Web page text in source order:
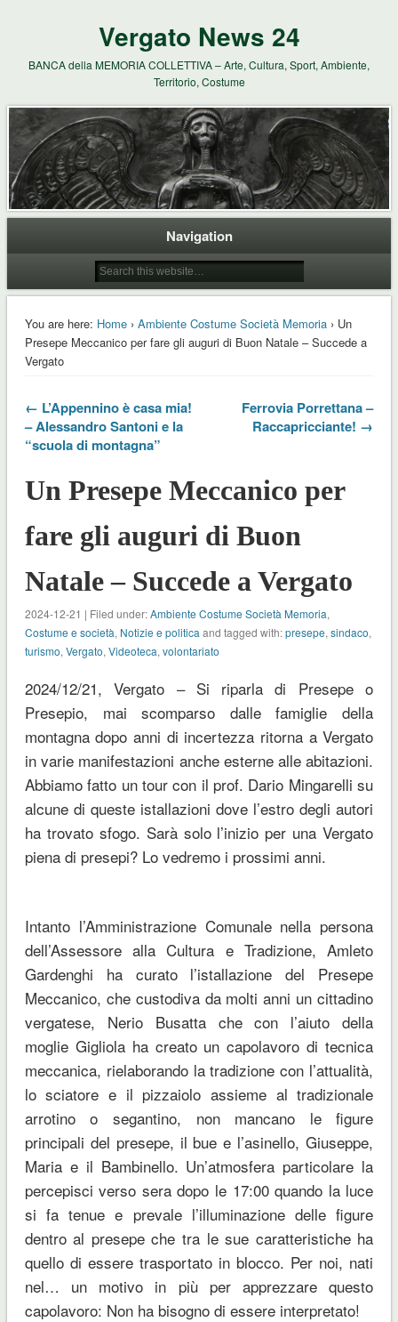
Vergato News 24
BANCA della MEMORIA COLLETTIVA – Arte, Cultura, Sport, Ambiente,
Territorio, Costume
Navigation
You are here: Home› Ambiente Costume Società Memoria› Un
Presepe Meccanico per fare gli auguri di Buon Natale – Succede a
Vergato
← L’Appennino è casa mia!
– Alessandro Santoni e la
“scuola di montagna”
Ferrovia Porrettana –
Raccapricciante! →
Un Presepe Meccanico per
fare gli auguri di Buon
Natale – Succede a Vergato
2024-12-21 | Filed under:Ambiente Costume Società Memoria,
Costume e società, Notizie e politica and tagged with:presepe, sindaco,
turismo, Vergato, Videoteca, volontariato
2024/12/21, Vergato – Si riparla di Presepe o
Presepio, mai scomparso dalle famiglie della
montagna dopo anni di incertezza ritorna a Vergato
in varie manifestazioni anche esterne alle abitazioni.
Abbiamo fatto un tour con il prof. Dario Mingarelli su
alcune di queste istallazioni dove l’estro degli autori
ha trovato sfogo. Sarà solo l’inizio per una Vergato
piena di presepi? Lo vedremo i prossimi anni.
Intanto l’Amministrazione Comunale nella persona
dell’Assessore alla Cultura e Tradizione, Amleto
Gardenghi ha curato l’istallazione del Presepe
Meccanico, che custodiva da molti anni un cittadino
vergatese, Nerio Busatta che con l’aiuto della
moglie Gigliola ha creato un capolavoro di tecnica
meccanica, rielaborando la tradizione con l’attualità,
lo sciatore e il pizzaiolo assieme al tradizionale
arrotino o segantino, non mancano le figure
principali del presepe, il bue e l’asinello, Giuseppe,
Maria e il Bambinello. Un’atmosfera particolare la
percepisci verso sera dopo le 17:00 quando la luce
si fa tenue e prevale l’illuminazione delle figure
dentro al presepe che tra le sue caratteristiche ha
quello di essere trasportato in blocco. Per noi, nati
nel… un motivo in più per apprezzare questo
capolavoro: Non ha bisogno di essere interpretato!